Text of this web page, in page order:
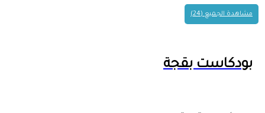
مشاهدة الجميع (24)
بودكاست بقجة